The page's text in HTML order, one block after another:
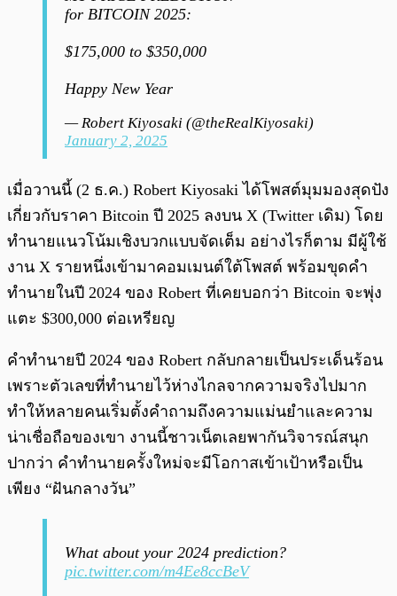
for BITCOIN 2025:
$175,000 to $350,000
Happy New Year
— Robert Kiyosaki (@theRealKiyosaki)
January 2, 2025
เมื่อวานนี้ (2 ธ.ค.) Robert Kiyosaki ได้โพสต์มุมมองสุดปัง
เกี่ยวกับราคา Bitcoin ปี 2025 ลงบน X (Twitter เดิม) โดย
ทำนายแนวโน้มเชิงบวกแบบจัดเต็ม อย่างไรก็ตาม มีผู้ใช้
งาน X รายหนึ่งเข้ามาคอมเมนต์ใต้โพสต์ พร้อมขุดคำ
ทำนายในปี 2024 ของ Robert ที่เคยบอกว่า Bitcoin จะพุ่ง
แตะ $300,000 ต่อเหรียญ
คำทำนายปี 2024 ของ Robert กลับกลายเป็นประเด็นร้อน
เพราะตัวเลขที่ทำนายไว้ห่างไกลจากความจริงไปมาก
ทำให้หลายคนเริ่มตั้งคำถามถึงความแม่นยำและความ
น่าเชื่อถือของเขา งานนี้ชาวเน็ตเลยพากันวิจารณ์สนุก
ปากว่า คำทำนายครั้งใหม่จะมีโอกาสเข้าเป้าหรือเป็น
เพียง “ฝันกลางวัน”
What about your 2024 prediction?
pic.twitter.com/m4Ee8ccBeV